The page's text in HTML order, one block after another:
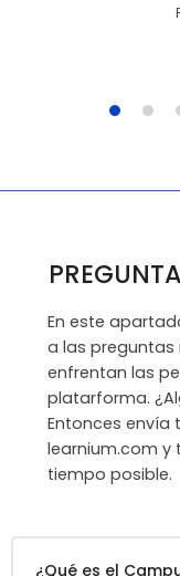
En este
a las preguntas
enfrentan las
platarforma.
Entonces envía
learnium.com y
tiempo posible.
¿Qué es el